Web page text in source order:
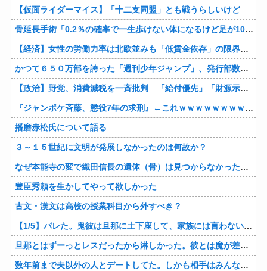
【仮面ライダーマイス】「十二支同盟」とも戦うらしいけど
骨延長手術「0.2％の確率で一生歩けない体になるけど足が10cm伸びます」←コスパ良すぎるだろ
【経済】女性の労働力率は北欧並みも「低賃金依存」の限界 団塊世代の完全引退で、企業が迫られる“最後の選択”
かつて６５０万部を誇った「週刊少年ジャンプ」、発行部数が初の100万部割れ
【政治】野党、消費減税を一斉批判 「給付優先」「財源示せ」
『ジャンポケ斉藤、懲役7年の求刑』←これｗｗｗｗｗｗｗｗｗｗｗｗｗｗｗｗｗｗ
播磨赤松氏について語る
３～１５世紀に文明が発展しなかったのは何故か？
なぜ本能寺の変で織田信長の遺体（骨）は見つからなかったのか
豊臣秀頼を生かしてやって欲しかった
古文・漢文は高校の授業科目から外すべき？
【1/5】バレた。鬼彼は旦那に土下座して、家族には言わないで下さいって…。いつの間にか子供も出来ていたようで私はドン引きでした。→お前の旦那はお前にドン引きだよｗ
旦那とはずーっとレスだったから淋しかった。彼とは魔が差したというか恋に恋してしまって… 結婚してくれ！って言われたけど、それは彼が毎日色々したいだけ。やっと目が覚めた。
数年前まで夫以外の人とデートしてた。しかも相手はみんな夫の仕事関係の人。例えるなら夫はサッカーチームの管理栄養士、デート相手複数人は全員そのサッカーチーム選手みたいな。